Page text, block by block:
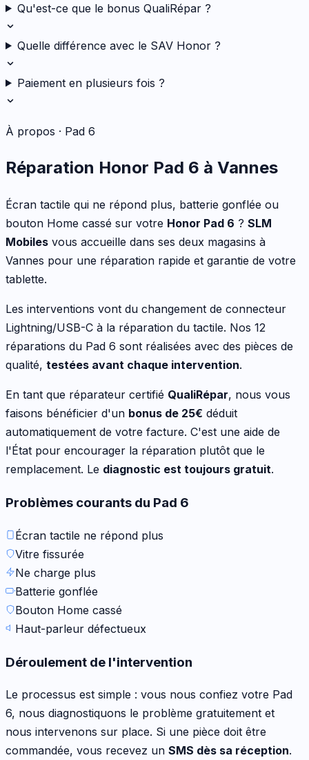
Qu'est-ce que le bonus QualiRépar ?
Quelle différence avec le SAV Honor ?
Paiement en plusieurs fois ?
À propos · Pad 6
Réparation Honor Pad 6 à Vannes
Écran tactile qui ne répond plus, batterie gonflée ou
bouton Home cassé sur votre Honor Pad 6 ? SLM
Mobiles vous accueille dans ses deux magasins à
Vannes pour une réparation rapide et garantie de votre
tablette.
Les interventions vont du changement de connecteur
Lightning/USB-C à la réparation du tactile. Nos 12
réparations du Pad 6 sont réalisées avec des pièces de
qualité, testées avant chaque intervention.
En tant que réparateur certifié QualiRépar, nous vous
faisons bénéficier d'un bonus de 25€ déduit
automatiquement de votre facture. C'est une aide de
l'État pour encourager la réparation plutôt que le
remplacement. Le diagnostic est toujours gratuit.
Problèmes courants du Pad 6
Écran tactile ne répond plus
Vitre fissurée
Ne charge plus
Batterie gonflée
Bouton Home cassé
Haut-parleur défectueux
Déroulement de l'intervention
Le processus est simple : vous nous confiez votre Pad
6, nous diagnostiquons le problème gratuitement et
nous intervenons sur place. Si une pièce doit être
commandée, vous recevez un SMS dès sa réception.